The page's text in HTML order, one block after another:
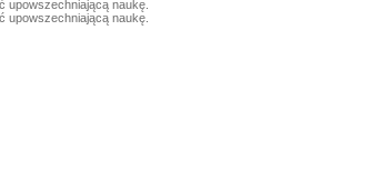
upowszechniającą naukę.
upowszechniającą naukę.